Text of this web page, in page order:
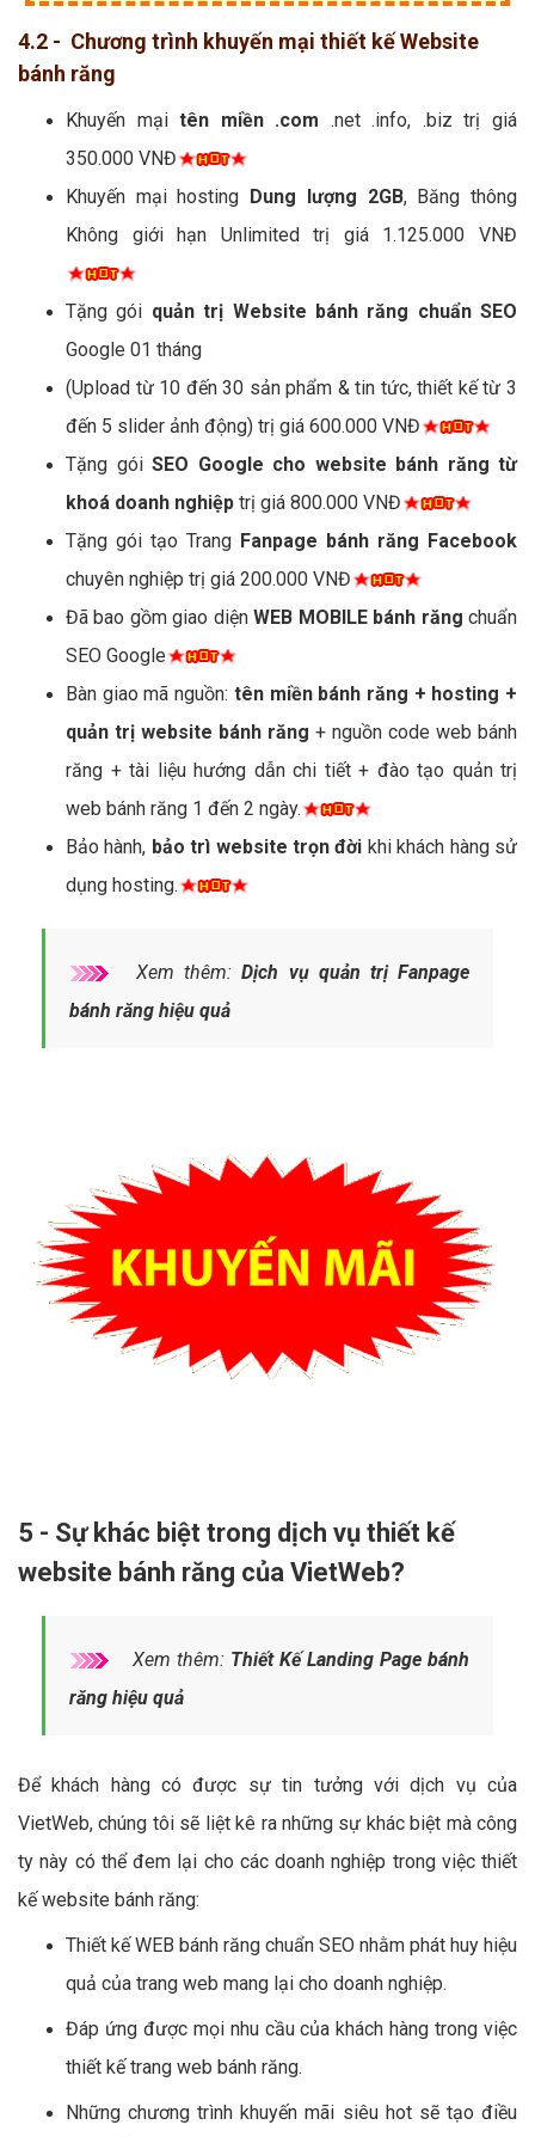
4.2 - Chương trình khuyến mại thiết kế Website
bánh răng
Khuyến mạitên miền .com .net .info, .biz trị giá
350.000 VNĐ
Khuyến mại hosting Dung lượng 2GB, Băng thông
Không giới hạn Unlimited trị giá 1.125.000 VNĐ
Tặng gói quản trị Website bánh răng chuẩn SEO
Google 01 tháng
(Upload từ 10 đến 30 sản phẩm & tin tức, thiết kế từ 3
đến 5 slider ảnh động) trị giá 600.000 VNĐ
Tặng gói SEO Google cho website bánh răng từ
khoá doanh nghiệp trị giá 800.000 VNĐ
Tặng gói tạo Trang Fanpage bánh răng Facebook
chuyên nghiệp trị giá 200.000 VNĐ
Đã bao gồm giao diệnWEB MOBILE bánh răng chuẩn
SEO Google
Bàn giao mã nguồn: tên miền bánh răng + hosting +
quản trị website bánh răng + nguồn code web bánh
răng + tài liệu hướng dẫn chi tiết + đào tạo quản trị
web bánh răng 1 đến 2 ngày.
Bảo hành, bảo trì website trọn đời khi khách hàng sử
dụng hosting.
Xem thêm:Dịch vụ quản trị Fanpage
bánh răng hiệu quả
5 - Sự khác biệt trong dịch vụ thiết kế
website bánh răng của VietWeb?
Xem thêm: Thiết Kế Landing Page bánh
răng hiệu quả
Để khách hàng có được sự tin tưởng với dịch vụ của
VietWeb, chúng tôi sẽ liệt kê ra những sự khác biệt mà công
ty này có thể đem lại cho các doanh nghiệp trong việc thiết
kế website bánh răng:
Thiết kế WEB bánh răng chuẩn SEO nhằm phát huy hiệu
quả của trang web mang lại cho doanh nghiệp.
Đáp ứng được mọi nhu cầu của khách hàng trong việc
thiết kế trang web bánh răng.
Những chương trình khuyến mãi siêu hot sẽ tạo điều